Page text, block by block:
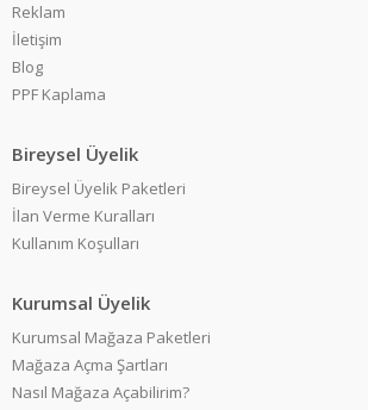
Reklam
İletişim
Blog
PPF Kaplama
Bireysel Üyelik
Bireysel Üyelik Paketleri
İlan Verme Kuralları
Kullanım Koşulları
Kurumsal Üyelik
Kurumsal Mağaza Paketleri
Mağaza Açma Şartları
Nasıl Mağaza Açabilirim?